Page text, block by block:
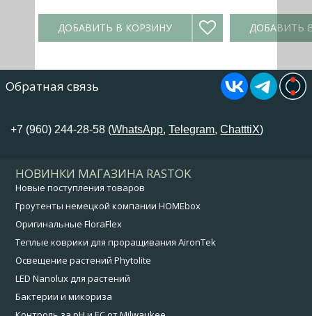
ДОБАВИТЬ В КОРЗИНУ ДОБАВИТЬ
Обратная связь
+7 (960) 244-28-58 (WhatsApp,Telegram,ChatttiX)
НОВИНКИ МАГАЗИНА RASTOK
Новые поступления товаров
Гроутенты немецкой компании HOMEbox
Оригинальные FloraFlex
Теплые коврики для проращивания AironTek
Освещение растений Phytolite
LED Nanolux для растений
Бактерии и микориза